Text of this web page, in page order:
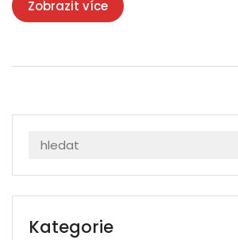
Zobrazit více
Kategorie